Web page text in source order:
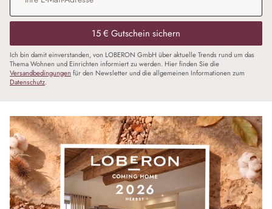
15 € Gutschein sichern
Ich bin damit einverstanden, von LOBERON GmbH über aktuelle Trends rund um das
Thema Wohnen und Einrichten informiert zu werden. Hier finden Sie die
Versandbedingungen für den Newsletter und die allgemeinen Informationen zum
Datenschutz.